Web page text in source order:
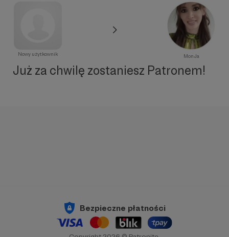
Nowy użytkownik MonJa
Już za chwilę zostaniesz Patronem!
Bezpieczne płatności